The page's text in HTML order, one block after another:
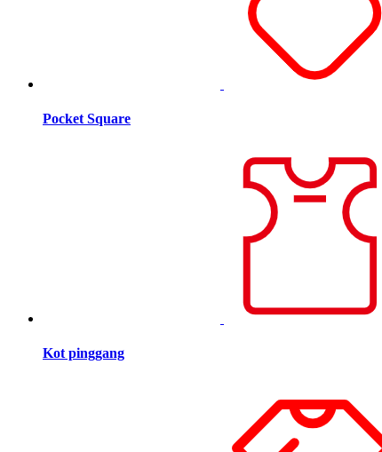
Pocket Square
Kot pinggang